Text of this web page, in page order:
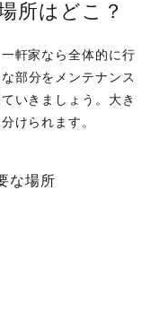
所はどこ？
軒家なら全体的に行
部分をメンテナンス
いきましょう。 大き
けられます。
な場所